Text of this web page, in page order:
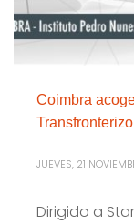
Coimbra
JUEVES, 21
Dirigido a